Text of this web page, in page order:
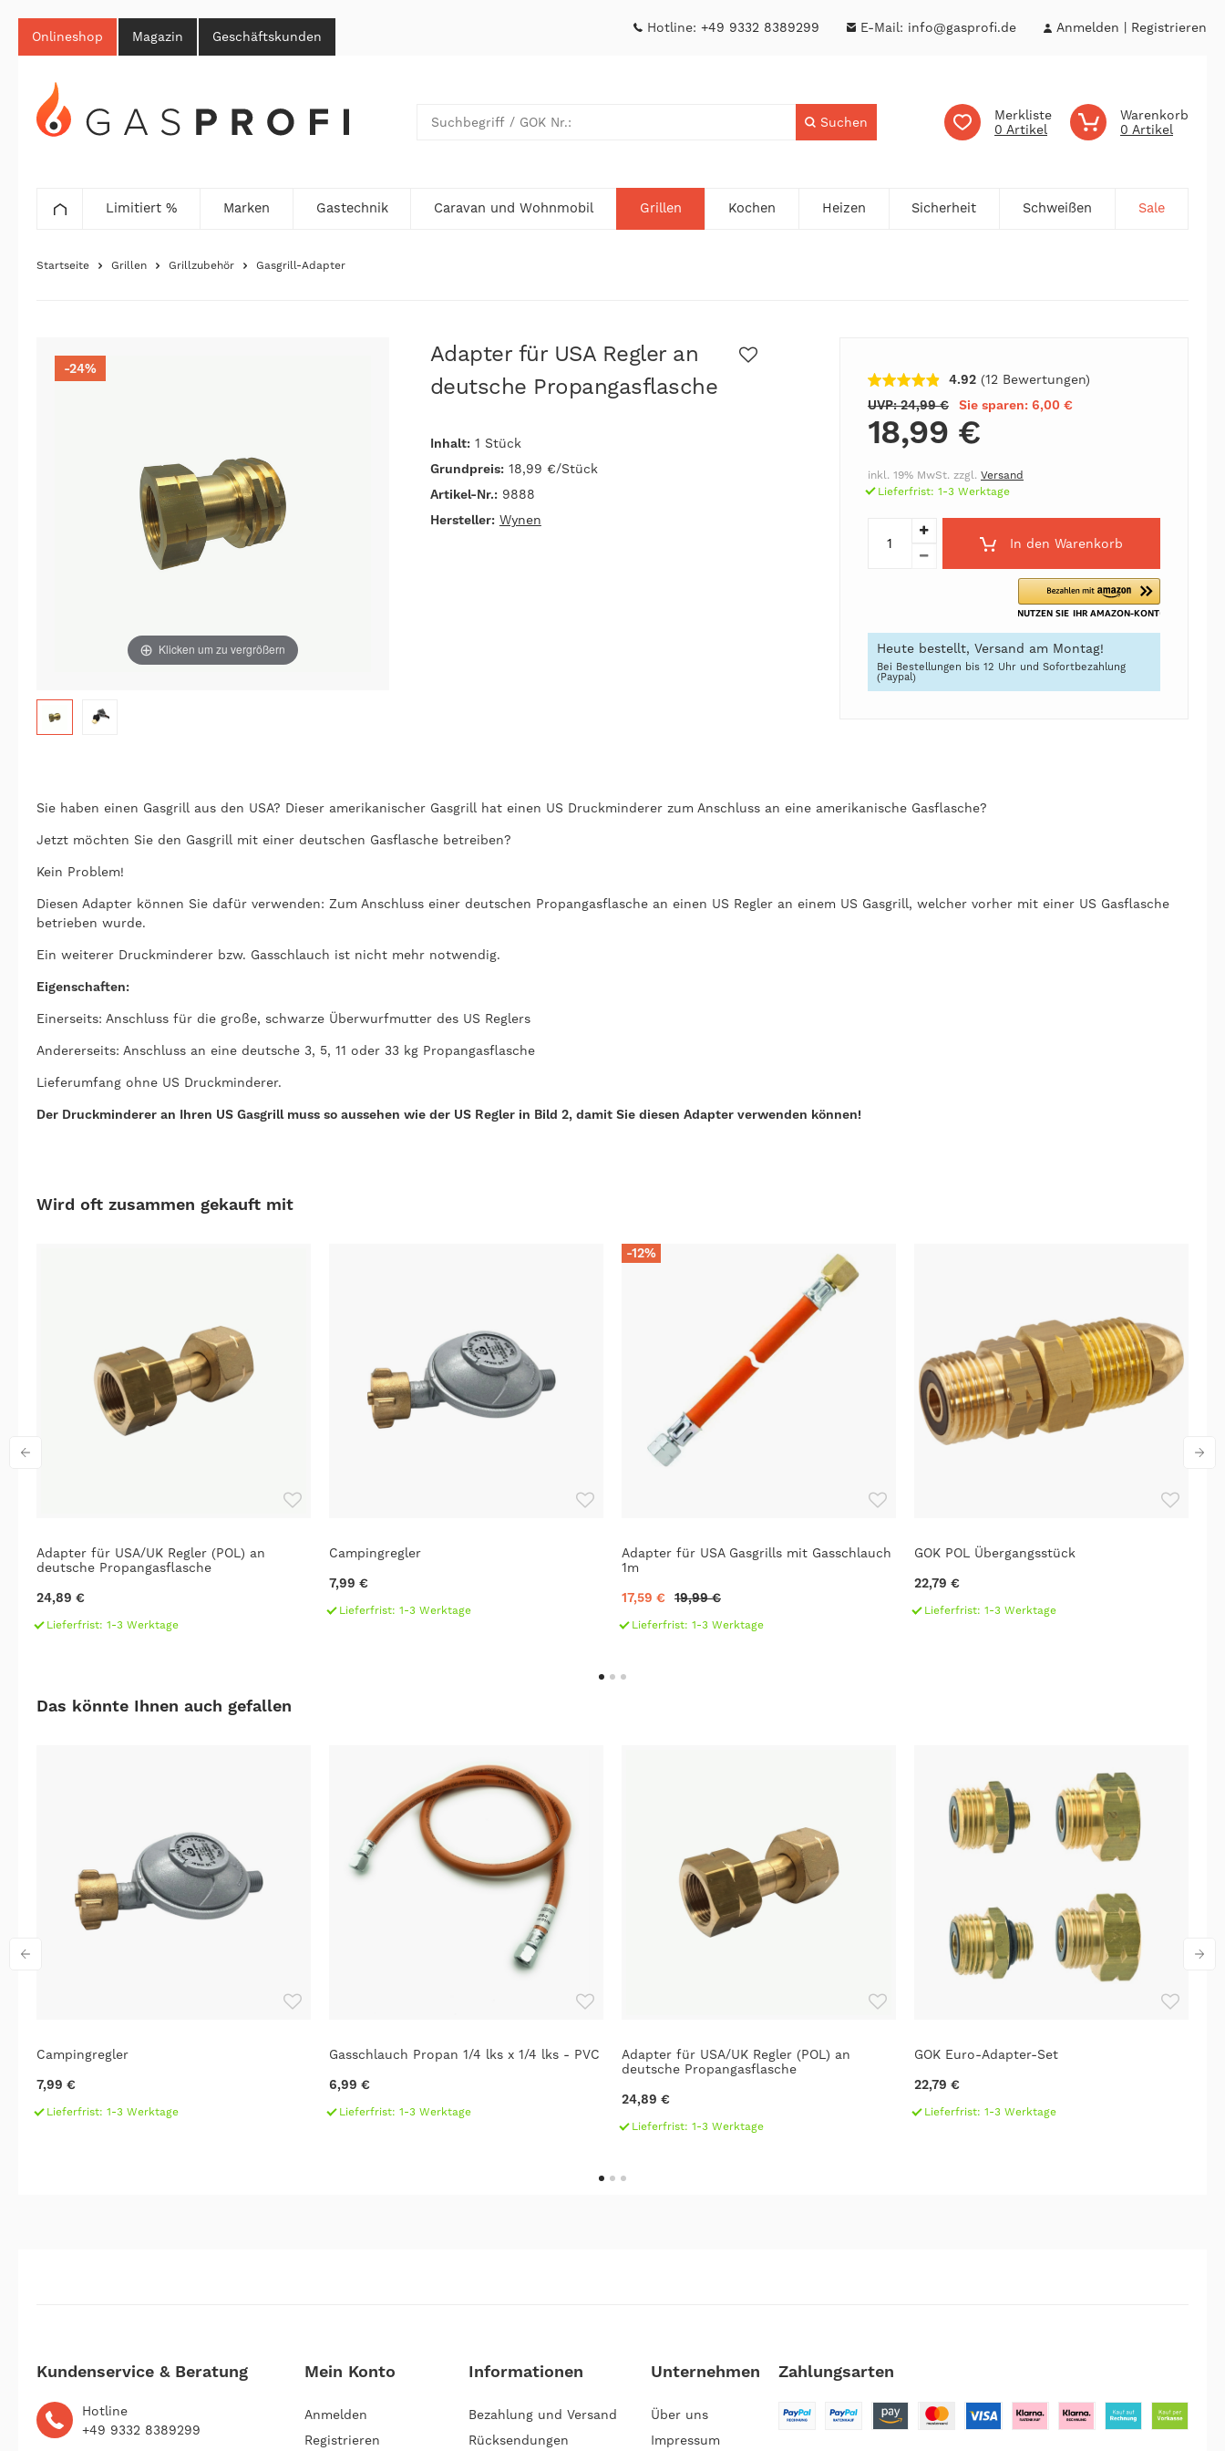
Onlineshop Magazin Geschäftskunden
Hotline: +49 9332 8389299 E-Mail: info@gasprofi.de Anmelden Registrieren
Merkliste
0
Warenkorb
0
Suchen
Limitiert % Marken Gastechnik Caravan und Wohnmobil Grillen Kochen Heizen Sicherheit Schweißen Sale
Startseite Grillen Grillzubehör Gasgrill-Adapter
Klicken um zu vergrößern
-24%
Adapter für USA Regler an
deutsche Propangasflasche
Inhalt:1 Stück
Grundpreis:18,99 €/Stück
Artikel-Nr.:9888
Hersteller: Wynen
4.92 (12 Bewertungen)
UVP: 24,99 €
Sie sparen: 6,00 €
18,99 €
In den Warenkorb
inkl. 19% MwSt. zzgl. Versand
Lieferfrist: 1-3 Werktage
Heute bestellt, Versand am Montag!
Bei Bestellungen bis 12 Uhr und Sofortbezahlung
(Paypal)
Sie haben einen Gasgrill aus den USA? Dieser amerikanischer Gasgrill hat einen US Druckminderer zum Anschluss an eine amerikanische Gasflasche?
Jetzt möchten Sie den Gasgrill mit einer deutschen Gasflasche betreiben?
Kein Problem!
Diesen Adapter können Sie dafür verwenden: Zum Anschluss einer deutschen Propangasflasche an einen US Regler an einem US Gasgrill, welcher vorher mit einer US Gasflasche
betrieben wurde.
Ein weiterer Druckminderer bzw. Gasschlauch ist nicht mehr notwendig.
Eigenschaften:
Einerseits: Anschluss für die große, schwarze Überwurfmutter des US Reglers
Andererseits: Anschluss an eine deutsche 3, 5, 11 oder 33 kg Propangasflasche
Lieferumfang ohne US Druckminderer.
Der Druckminderer an Ihren US Gasgrill muss so aussehen wie der US Regler in Bild 2, damit Sie diesen Adapter verwenden können!
Wird oft zusammen gekauft mit
Adapter für USA/UK Regler (POL) an
deutsche Propangasflasche
24,89 €
Lieferfrist: 1-3 Werktage
Campingregler
7,99 €
Lieferfrist: 1-3 Werktage
-12%
Adapter für USA Gasgrills mit Gasschlauch
1m
17,59 € 19,99 €
Lieferfrist: 1-3 Werktage
GOK POL Übergangsstück
22,79 €
Lieferfrist: 1-3 Werktage
Das könnte Ihnen auch gefallen
Campingregler
7,99 €
Lieferfrist: 1-3 Werktage
Gasschlauch Propan 1/4 lks x 1/4 lks - PVC
6,99 €
Lieferfrist: 1-3 Werktage
Adapter für USA/UK Regler (POL) an
deutsche Propangasflasche
24,89 €
Lieferfrist: 1-3 Werktage
GOK Euro-Adapter-Set
22,79 €
Lieferfrist: 1-3 Werktage
Kundenservice & Beratung
Hotline
+49 9332 8389299
Mein Konto
Anmelden
Registrieren
Informationen
Bezahlung und Versand
Rücksendungen
Unternehmen
Über uns
Impressum
Zahlungsarten